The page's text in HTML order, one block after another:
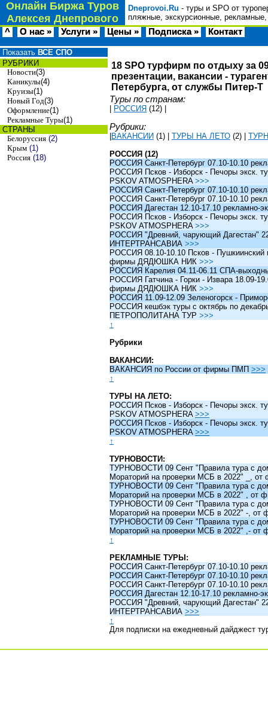
Онлайн Биржа Туров
Алексея Днепрового
Dneprovoi.Ru - туры и SPO от
пляжные, экскурсионные,
^ О нас » Услуги » Цены » Подписка » Контакт
Показать ВСЕ СПО
РУБРИКИ
Новости(3)
Каникулы(4)
Круизы(1)
Новый Год(3)
Оформление(1)
Рекламные Туры(1)
СТРАНЫ
Белоруссия (2)
Крым (1)
Россия (18)
18 SPO турфирм по отдыху за
презентации, вакансии -
Петербурга, от службы Питер-Т
Туры по странам:
РОССИЯ (12)
Рубрики:
ВАКАНСИИ (1) ТУРЫ НА ЛЕТО (2)
РОССИЯ (12)
РОССИЯ Санкт-Петербург 07.10-10.10
РОССИЯ Псков - Изборск - Печоры экск.
PSKOV ATMOSPHERA >>>
РОССИЯ Санкт-Петербург 07.10-10.10
РОССИЯ Санкт-Петербург 07.10-10.10
РОССИЯ Дагестан 12.10-17.10 рекламно-
РОССИЯ Псков - Изборск - Печоры экск.
PSKOV ATMOSPHERA >>>
РОССИЯ "Древний, чарующий Дагестан"
ИНТЕРТРАНСАВИА >>>
РОССИЯ 08.10-10.10 Псков - Пушкиинский
фирмы ДЯДЮШКА НИК >>>
РОССИЯ Карелия 04.11-06.11 СПА-
РОССИЯ Гатчина - Горки - Извара 18.09-
фирмы ДЯДЮШКА НИК >>>
РОССИЯ 11.09-12.09 Зеленогорск -
РОССИЯ кешбэк туры c октябрь по
ПЕТРОПОЛИТАНА ТУР >>>
↑
Рубрики
ВАКАНСИИ:
ВАКАНСИЯ по России от фирмы ПМП >>>
↑
ТУРЫ НА ЛЕТО:
РОССИЯ Псков - Изборск - Печоры экск.
PSKOV ATMOSPHERA >>>
РОССИЯ Псков - Изборск - Печоры экск.
PSKOV ATMOSPHERA >>>
↑
ТУРНОВОСТИ:
ТУРНОВОСТИ 09 Сент "Правила тура с
Мораторий на проверки МСБ в 2022" _,
ТУРНОВОСТИ 09 Сент "Правила тура с
Мораторий на проверки МСБ в 2022" ,
ТУРНОВОСТИ 09 Сент "Правила тура с
Мораторий на проверки МСБ в 2022" -,
ТУРНОВОСТИ 09 Сент "Правила тура с
Мораторий на проверки МСБ в 2022" ,-
↑
РЕКЛАМНЫЕ ТУРЫ:
РОССИЯ Санкт-Петербург 07.10-10.10
РОССИЯ Санкт-Петербург 07.10-10.10
РОССИЯ Санкт-Петербург 07.10-10.10
РОССИЯ Дагестан 12.10-17.10 рекламно-
РОССИЯ "Древний, чарующий Дагестан"
ИНТЕРТРАНСАВИА >>>
↑
Для подписки на ежедневный дайджест